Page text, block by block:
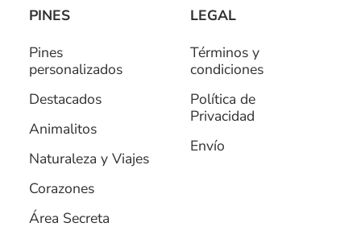
PINES
Pines
personalizados
Destacados
Animalitos
Naturaleza y Viajes
Corazones
Área Secreta
LEGAL
Términos y
condiciones
Política de
Privacidad
Envío